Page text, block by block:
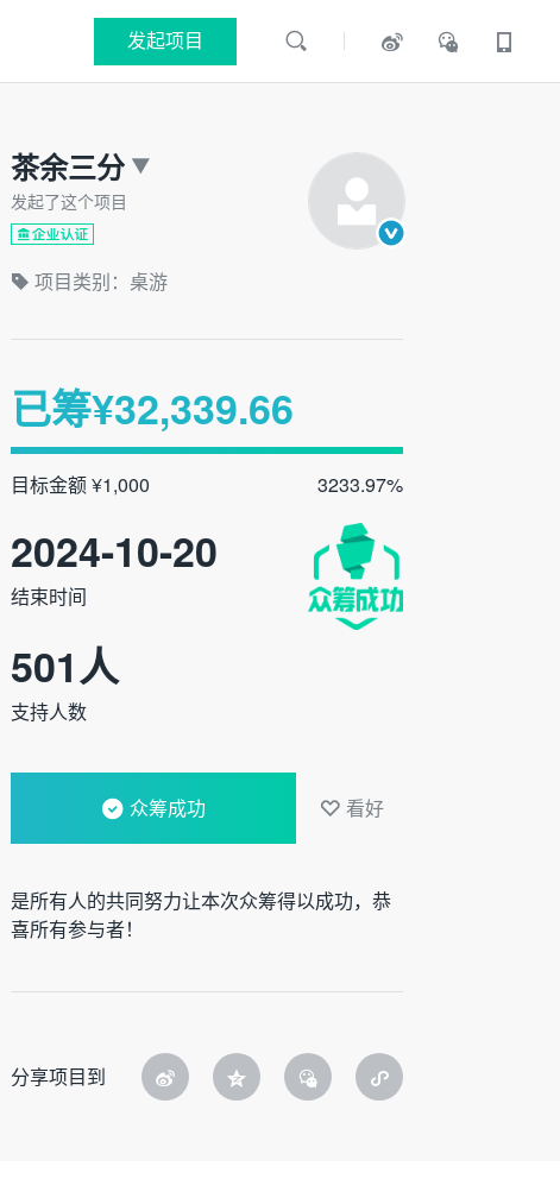
发起项目
茶余三分
发起了这个项目
项目类别：桌游
已筹¥32,339.66
目标金额 ¥1,000 3233.97%
2024-10-20
结束时间
501人
支持人数
众筹成功 看好
是所有人的共同努力让本次众筹得以成功，恭
喜所有参与者！
分享项目到